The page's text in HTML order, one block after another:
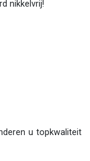
nikkelvrij!
u topkwaliteit